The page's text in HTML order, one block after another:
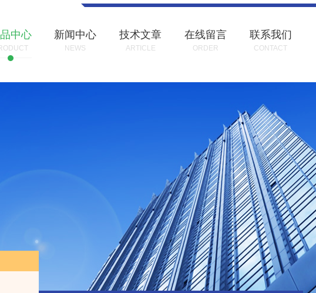
中心 新闻中心
NEWS
技术文章
ARTICLE
在线留言
ORDER
联系我们
CONTACT